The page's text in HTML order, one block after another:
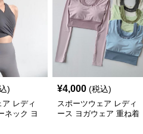
)
ア レディ
ネック ヨ
¥4,000 (税込)
スポーツウェア レディ
ース ヨガウェア 重ね着